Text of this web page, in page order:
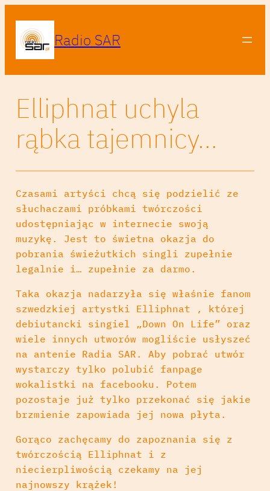
Radio SAR
Elliphnat uchyla
rąbka tajemnicy…
Czasami artyści chcą się podzielić ze
słuchaczami próbkami twórczości
udostępniając w internecie swoją
muzykę. Jest to świetna okazja do
pobrania świeżutkich singli zupełnie
legalnie i… zupełnie za darmo.
Taka okazja nadarzyła się właśnie fanom
szwedzkiej artystki Elliphnat , której
debiutancki singiel „Down On Life” oraz
wiele innych utworów mogliście usłyszeć
na antenie Radia SAR. Aby pobrać utwór
wystarczy tylko polubić fanpage
wokalistki na facebooku. Potem
pozostaje już tylko przekonać się jakie
brzmienie zapowiada jej nowa płyta.
Gorąco zachęcamy do zapoznania się z
twórczością Elliphnat i z
niecierpliwością czekamy na jej
najnowszy krążek!